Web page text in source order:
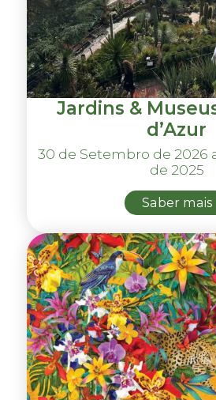
Jardins &
d’Azur
30 de Setembro de 2026
de 2025
Saber mais